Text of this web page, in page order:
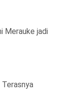
Merauke jadi